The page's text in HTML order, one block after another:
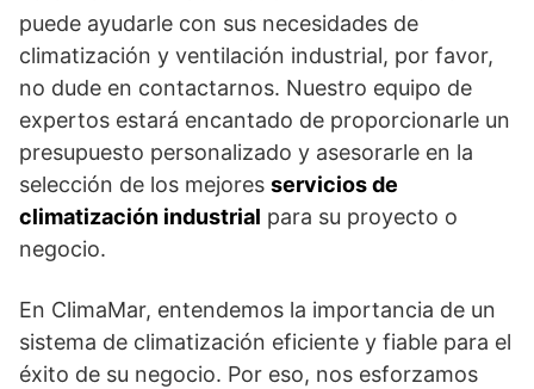
puede ayudarle con sus necesidades de
climatización y ventilación industrial, por favor,
no dude en contactarnos. Nuestro equipo de
expertos estará encantado de proporcionarle un
presupuesto personalizado y asesorarle en la
selección de los mejores servicios de
climatización industrial para su proyecto o
negocio.
En ClimaMar, entendemos la importancia de un
sistema de climatización eficiente y fiable para el
éxito de su negocio. Por eso, nos esforzamos